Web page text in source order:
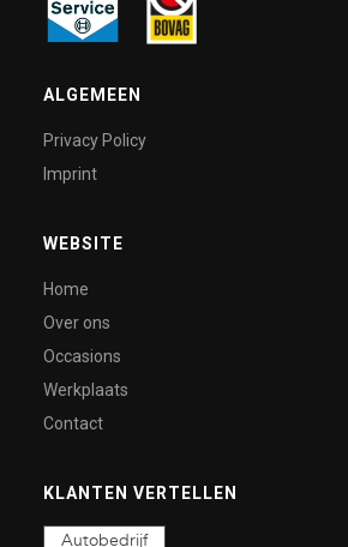
ALGEMEEN
Privacy Policy
Imprint
WEBSITE
Home
Over ons
Occasions
Werkplaats
Contact
KLANTEN VERTELLEN
Autobedrijf